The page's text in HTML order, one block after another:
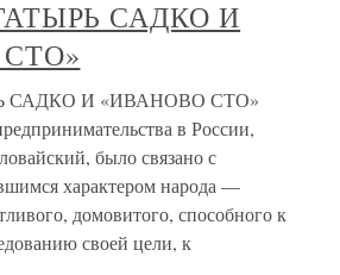
САДКО И
САДКО И «ИВАНОВО СТО»
в России,
было связано с
характером народа —
домовитого, способного к
своей цели, к